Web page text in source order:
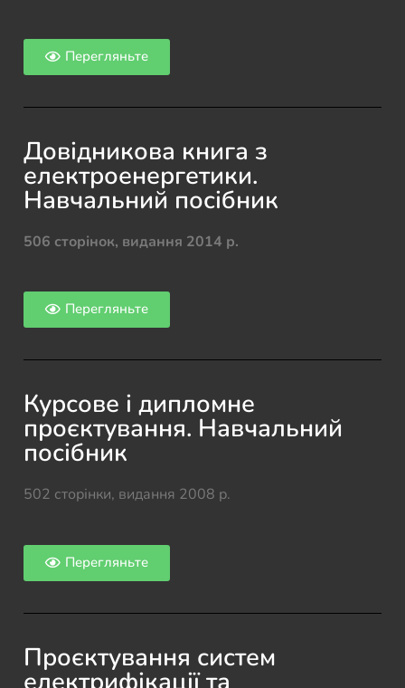
Перегляньте
Довідникова книга з
електроенергетики.
Навчальний посібник
506 сторінок, видання 2014 р.
Перегляньте
Курсове і дипломне
проєктування. Навчальний
посібник
502 сторінки, видання 2008 р.
Перегляньте
Проєктування систем